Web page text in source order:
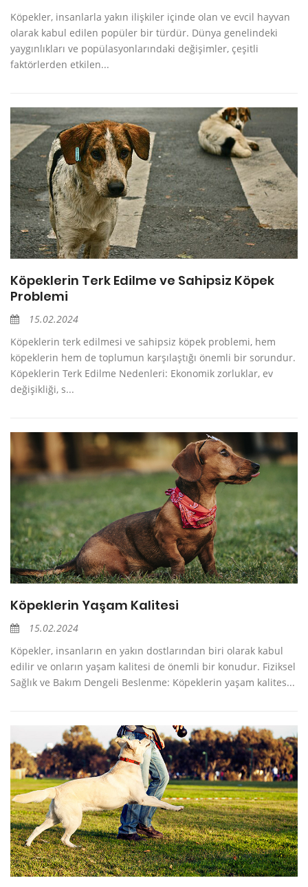
Köpekler, insanlarla yakın ilişkiler içinde olan ve evcil hayvan
olarak kabul edilen popüler bir türdür. Dünya genelindeki
yaygınlıkları ve popülasyonlarındaki değişimler, çeşitli
faktörlerden etkilen...
Köpeklerin Terk Edilme ve Sahipsiz Köpek
Problemi
15.02.2024
Köpeklerin terk edilmesi ve sahipsiz köpek problemi, hem
köpeklerin hem de toplumun karşılaştığı önemli bir sorundur.
Köpeklerin Terk Edilme Nedenleri: Ekonomik zorluklar, ev
değişikliği, s...
Köpeklerin Yaşam Kalitesi
15.02.2024
Köpekler, insanların en yakın dostlarından biri olarak kabul
edilir ve onların yaşam kalitesi de önemli bir konudur. Fiziksel
Sağlık ve Bakım Dengeli Beslenme: Köpeklerin yaşam kalites...